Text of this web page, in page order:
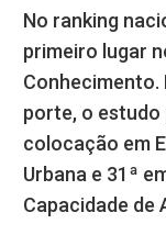
No ranking
primeiro lugar
Conhecimento.
porte, o estudo
colocação em
Urbana e 31ª
Capacidade de